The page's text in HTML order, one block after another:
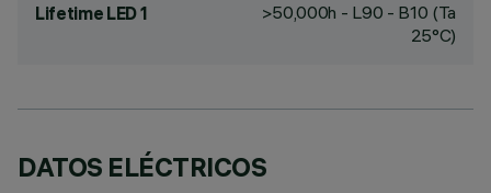
Lifetime LED 1
>50,000h - L90 - B10 (Ta
25°C)
DATOS ELÉCTRICOS